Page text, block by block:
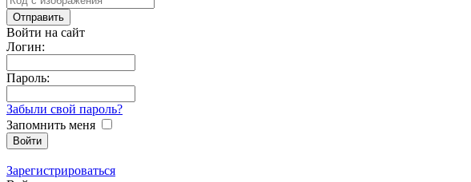
Войти на сайт
Логин:
Пароль:
Забыли свой пароль?
Запомнить меня
Зарегистрироваться